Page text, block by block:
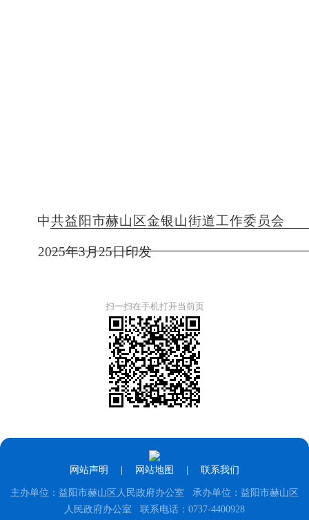
中共益阳市赫山区金银山街道工作委员会
2025年3月25日印发
扫一扫在手机打开当前页
网站声明 网站地图 联系我们
主办单位：益阳市赫山区人民政府办公室 承办单位：益阳市赫山区
人民政府办公室 联系电话：0737-4400928